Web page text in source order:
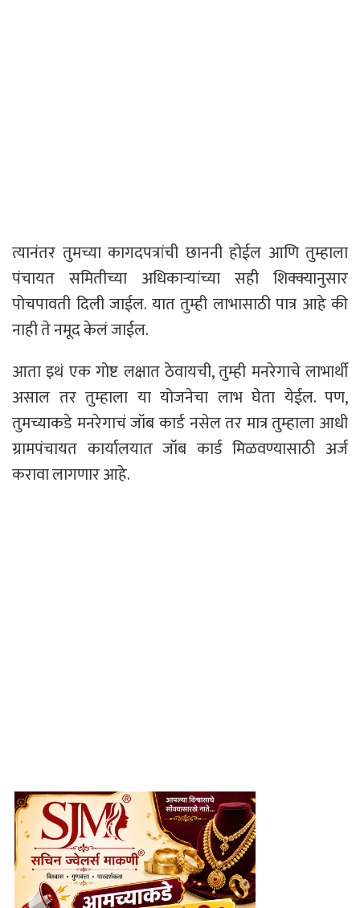
त्यानंतर तुमच्या कागदपत्रांची छाननी होईल आणि तुम्हाला
पंचायत समितीच्या अधिकाऱ्यांच्या सही शिक्क्यानुसार
पोचपावती दिली जाईल. यात तुम्ही लाभासाठी पात्र आहे की
नाही ते नमूद केलं जाईल.
आता इथं एक गोष्ट लक्षात ठेवायची, तुम्ही मनरेगाचे लाभार्थी
असाल तर तुम्हाला या योजनेचा लाभ घेता येईल. पण,
तुमच्याकडे मनरेगाचं जॉब कार्ड नसेल तर मात्र तुम्हाला आधी
ग्रामपंचायत कार्यालयात जॉब कार्ड मिळवण्यासाठी अर्ज
करावा लागणार आहे.